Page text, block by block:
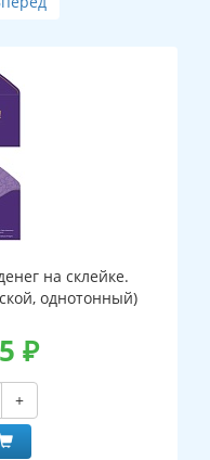
на склейке.
однотонный)
₽
+